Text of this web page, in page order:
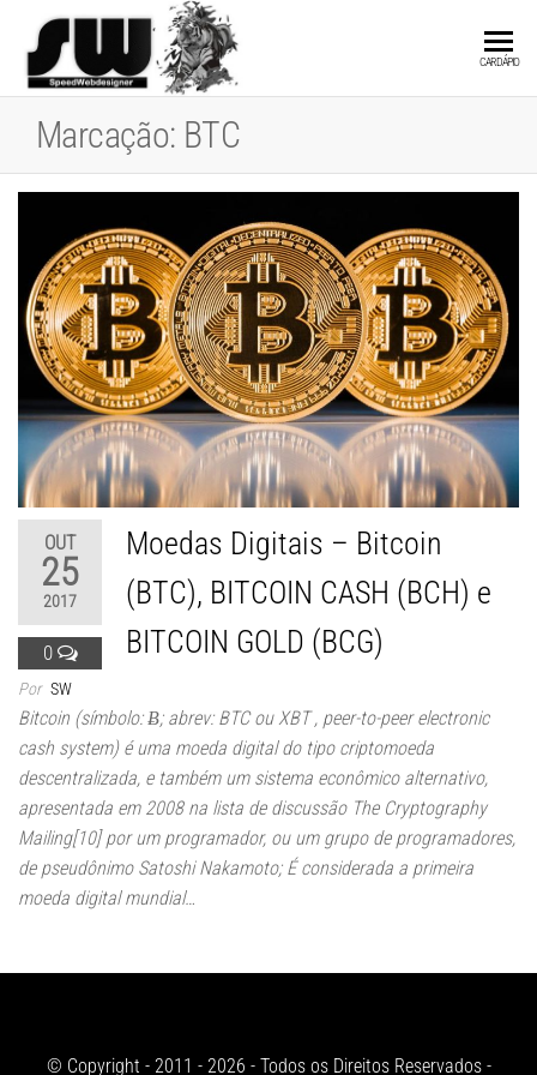
de Websites
CARDÁPIO
Marcação: BTC
OUT
25
2017
0
Moedas Digitais – Bitcoin
(BTC), BITCOIN CASH (BCH) e
BITCOIN GOLD (BCG)
Por SW
Bitcoin (símbolo: Ƀ; abrev: BTC ou XBT , peer-to-peer electronic
cash system) é uma moeda digital do tipo criptomoeda
descentralizada, e também um sistema econômico alternativo,
apresentada em 2008 na lista de discussão The Cryptography
Mailing[10] por um programador, ou um grupo de programadores,
de pseudônimo Satoshi Nakamoto; É considerada a primeira
moeda digital mundial…
© Copyright - 2011 - 2026 - Todos os Direitos Reservados -